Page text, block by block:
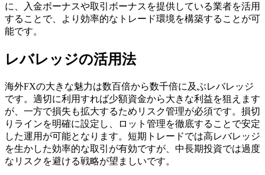
に、入金ボーナスや取引ボーナスを提供している業者を活用
することで、より効率的なトレード環境を構築することが可
能です。
レバレッジの活用法
海外FXの大きな魅力は数百倍から数千倍に及ぶレバレッジ
です。適切に利用すれば少額資金から大きな利益を狙えます
が、一方で損失も拡大するためリスク管理が必須です。損切
りラインを明確に設定し、ロット管理を徹底することで安定
した運用が可能となります。短期トレードでは高レバレッジ
を生かした効率的な取引が有効ですが、中長期投資では過度
なリスクを避ける戦略が望ましいです。